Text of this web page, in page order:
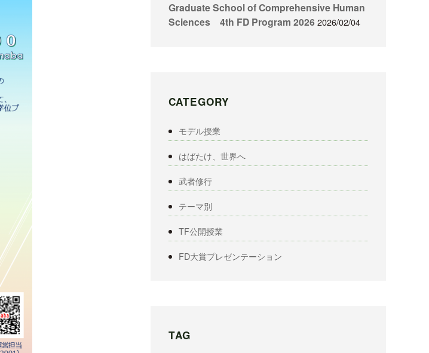
Graduate School of Comprehensive Human
Sciences 4th FD Program 2026 2026/02/04
CATEGORY
モデル授業
はばたけ、世界へ
武者修行
テーマ別
TF公開授業
FD大賞プレゼンテーション
TAG